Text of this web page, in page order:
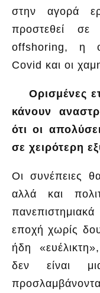
στην αγορά
προστεθεί
offshoring, η
Covid και οι
Ορισμένες
κάνουν
ότι οι
σε χειρότερη
Οι συνέπειες
αλλά και
εποχή χωρίς
ήδη
δεν είναι